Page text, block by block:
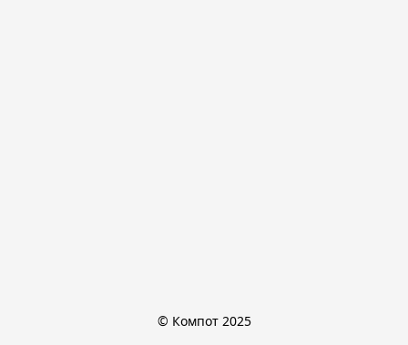
© Компот 2025